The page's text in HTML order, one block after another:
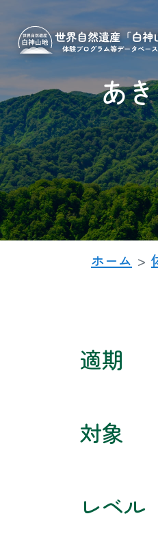
あ
ホーム
適期
対象
レベル